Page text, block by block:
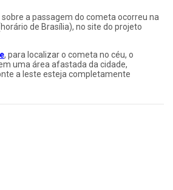
a passagem do cometa ocorreu na
de Brasília), no site do projeto
, para localizar o cometa no céu, o
uma área afastada da cidade,
a leste esteja completamente